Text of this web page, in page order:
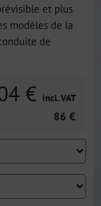
et plus
modèles de la
de
€ incl. VAT
86 €